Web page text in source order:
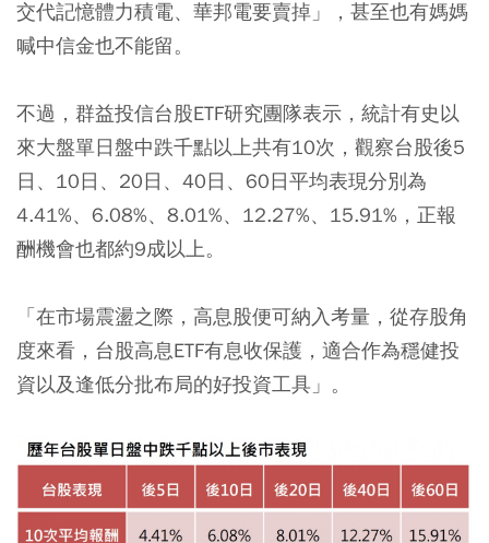
交代記憶體力積電、華邦電要賣掉」，甚至也有媽媽
喊中信金也不能留。
不過，群益投信台股ETF研究團隊表示，統計有史以
來大盤單日盤中跌千點以上共有10次，觀察台股後5
日、10日、20日、40日、60日平均表現分別為
4.41%、6.08%、8.01%、12.27%、15.91%，正報
酬機會也都約9成以上。
「在市場震盪之際，高息股便可納入考量，從存股角
度來看，台股高息ETF有息收保護，適合作為穩健投
資以及逢低分批布局的好投資工具」。